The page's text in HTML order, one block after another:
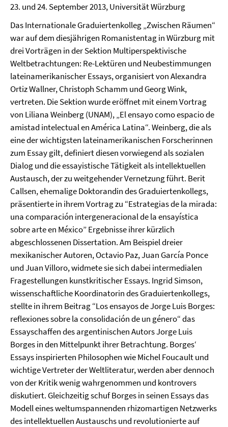
23. und 24. September 2013, Universität Würzburg
Das Internationale Graduiertenkolleg „Zwischen Räumen“
war auf dem diesjährigen Romanistentag in Würzburg mit
drei Vorträgen in der Sektion Multiperspektivische
Weltbetrachtungen: Re-Lektüren und Neubestimmungen
lateinamerikanischer Essays, organisiert von Alexandra
Ortiz Wallner, Christoph Schamm und Georg Wink,
vertreten. Die Sektion wurde eröffnet mit einem Vortrag
von Liliana Weinberg (UNAM), „El ensayo como espacio de
amistad intelectual en América Latina“. Weinberg, die als
eine der wichtigsten lateinamerikanischen Forscherinnen
zum Essay gilt, definiert diesen vorwiegend als sozialen
Dialog und die essayistische Tätigkeit als intellektuellen
Austausch, der zu weitgehender Vernetzung führt. Berit
Callsen, ehemalige Doktorandin des Graduiertenkollegs,
präsentierte in ihrem Vortrag zu “Estrategias de la mirada:
una comparación intergeneracional de la ensayística
sobre arte en México” Ergebnisse ihrer kürzlich
abgeschlossenen Dissertation. Am Beispiel dreier
mexikanischer Autoren, Octavio Paz, Juan García Ponce
und Juan Villoro, widmete sie sich dabei intermedialen
Fragestellungen kunstkritischer Essays. Ingrid Simson,
wissenschaftliche Koordinatorin des Graduiertenkollegs,
stellte in ihrem Beitrag “Los ensayos de Jorge Luis Borges:
reflexiones sobre la consolidación de un género“ das
Essayschaffen des argentinischen Autors Jorge Luis
Borges in den Mittelpunkt ihrer Betrachtung. Borges‘
Essays inspirierten Philosophen wie Michel Foucault und
wichtige Vertreter der Weltliteratur, werden aber dennoch
von der Kritik wenig wahrgenommen und kontrovers
diskutiert. Gleichzeitig schuf Borges in seinen Essays das
Modell eines weltumspannenden rhizomartigen Netzwerks
des intellektuellen Austauschs und revolutionierte auf